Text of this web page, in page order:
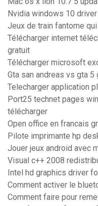
Nvidia windows 10
Jeux de train fantome
Télécharger internet
gratuit
Télécharger microsoft
Gta san andreas vs gta 5
Telecharger application
Port25 technet pages
télécharger
Open office en francais
Pilote imprimante hp
Jouer jeux android avec
Visual c++ 2008
Intel hd graphics driver
Comment activer le
Comment faire pour